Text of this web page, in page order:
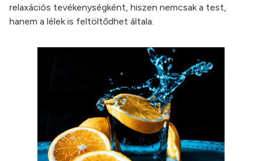
relaxációs tevékenységként, hiszen nemcsak a test,
hanem a lélek is feltöltődhet általa.